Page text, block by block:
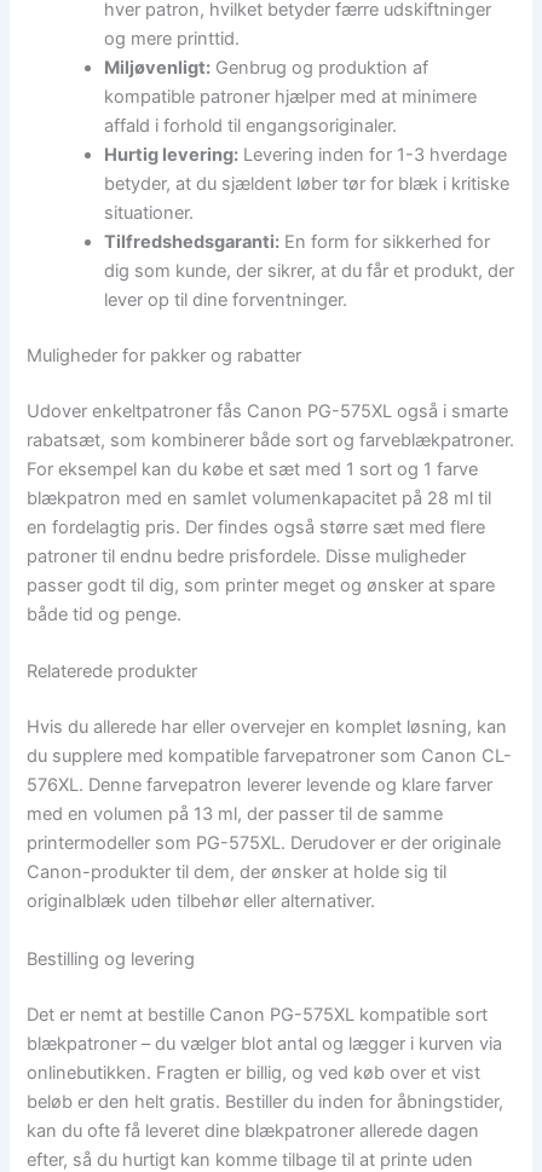
hver patron, hvilket betyder færre udskiftninger
og mere printtid.
Miljøvenligt: Genbrug og produktion af
kompatible patroner hjælper med at minimere
affald i forhold til engangsoriginaler.
Hurtig levering: Levering inden for 1-3 hverdage
betyder, at du sjældent løber tør for blæk i kritiske
situationer.
Tilfredshedsgaranti: En form for sikkerhed for
dig som kunde, der sikrer, at du får et produkt, der
lever op til dine forventninger.
Muligheder for pakker og rabatter
Udover enkeltpatroner fås Canon PG-575XL også i smarte
rabatsæt, som kombinerer både sort og farveblækpatroner.
For eksempel kan du købe et sæt med 1 sort og 1 farve
blækpatron med en samlet volumenkapacitet på 28 ml til
en fordelagtig pris. Der findes også større sæt med flere
patroner til endnu bedre prisfordele. Disse muligheder
passer godt til dig, som printer meget og ønsker at spare
både tid og penge.
Relaterede produkter
Hvis du allerede har eller overvejer en komplet løsning, kan
du supplere med kompatible farvepatroner som Canon CL-
576XL. Denne farvepatron leverer levende og klare farver
med en volumen på 13 ml, der passer til de samme
printermodeller som PG-575XL. Derudover er der originale
Canon-produkter til dem, der ønsker at holde sig til
originalblæk uden tilbehør eller alternativer.
Bestilling og levering
Det er nemt at bestille Canon PG-575XL kompatible sort
blækpatroner – du vælger blot antal og lægger i kurven via
onlinebutikken. Fragten er billig, og ved køb over et vist
beløb er den helt gratis. Bestiller du inden for åbningstider,
kan du ofte få leveret dine blækpatroner allerede dagen
efter, så du hurtigt kan komme tilbage til at printe uden